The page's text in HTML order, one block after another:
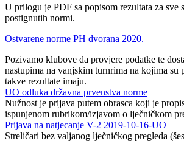
U prilogu je PDF sa popisom rezultata za sve
postignutih normi.
Ostvarene norme PH dvorana 2020.
Pozivamo klubove da provjere podatke te
nastupima na vanjskim turnrima na kojima
takve rezultate imaju.
UO odluka državna prvenstva norme
Nužnost je prijava putem obrasca koji je
ispunjenom rubrikom/izjavom o lječničkom
Prijava na natjecanje V-2 2019-10-16-UO
Streličari bez valjanog lječničkog pregleda